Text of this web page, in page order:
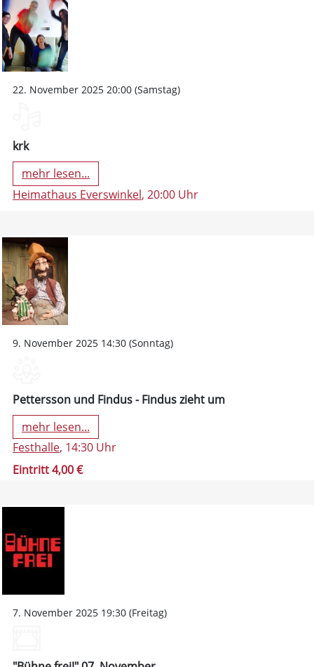
22. November 2025 20:00 (Samstag)
krk
mehr lesen...
Heimathaus Everswinkel, 20:00 Uhr
9. November 2025 14:30 (Sonntag)
Pettersson und Findus - Findus zieht um
mehr lesen...
Festhalle, 14:30 Uhr
Eintritt 4,00 €
7. November 2025 19:30 (Freitag)